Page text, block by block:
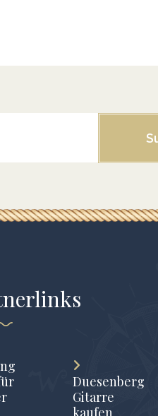
Duesenberg
Gitarre
kaufen